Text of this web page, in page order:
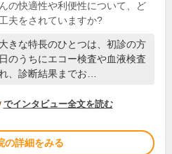
の快適性や利便性について、ど
夫をされていますか?
きな特長のひとつは、初診の方
のうちにエコー検査や血液検査
、診断結果までお…
DOCTORVIEW
でインタビュー全文を読む
の詳細をみる